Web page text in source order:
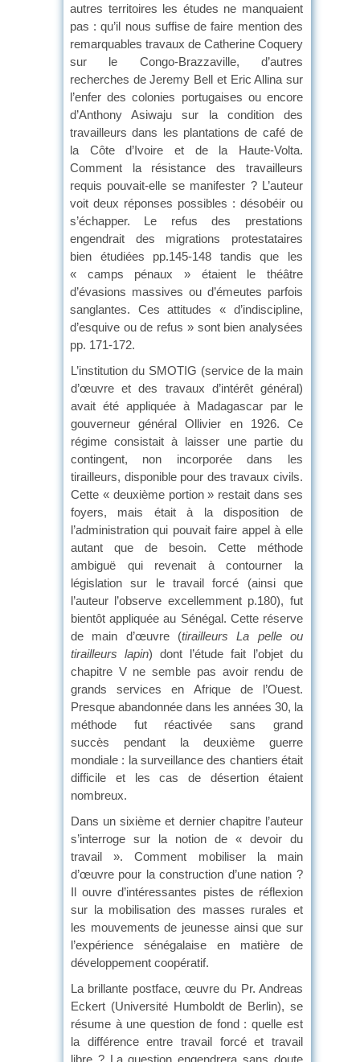
autres territoires les études ne manquaient
pas : qu’il nous suffise de faire mention des
remarquables travaux de Catherine Coquery
sur le Congo-Brazzaville, d’autres
recherches de Jeremy Bell et Eric Allina sur
l’enfer des colonies portugaises ou encore
d’Anthony Asiwaju sur la condition des
travailleurs dans les plantations de café de
la Côte d’Ivoire et de la Haute-Volta.
Comment la résistance des travailleurs
requis pouvait-elle se manifester ? L’auteur
voit deux réponses possibles : désobéir ou
s’échapper. Le refus des prestations
engendrait des migrations protestataires
bien étudiées pp.145-148 tandis que les
« camps pénaux » étaient le théâtre
d’évasions massives ou d’émeutes parfois
sanglantes. Ces attitudes « d’indiscipline,
d’esquive ou de refus » sont bien analysées
pp. 171-172.
L’institution du SMOTIG (service de la main
d’œuvre et des travaux d’intérêt général)
avait été appliquée à Madagascar par le
gouverneur général Ollivier en 1926. Ce
régime consistait à laisser une partie du
contingent, non incorporée dans les
tirailleurs, disponible pour des travaux civils.
Cette « deuxième portion » restait dans ses
foyers, mais était à la disposition de
l’administration qui pouvait faire appel à elle
autant que de besoin. Cette méthode
ambiguë qui revenait à contourner la
législation sur le travail forcé (ainsi que
l’auteur l’observe excellemment p.180), fut
bientôt appliquée au Sénégal. Cette réserve
de main d’œuvre (tirailleurs La pelle ou
tirailleurs lapin) dont l’étude fait l’objet du
chapitre V ne semble pas avoir rendu de
grands services en Afrique de l’Ouest.
Presque abandonnée dans les années 30, la
méthode fut réactivée sans grand
succès pendant la deuxième guerre
mondiale : la surveillance des chantiers était
difficile et les cas de désertion étaient
nombreux.
Dans un sixième et dernier chapitre l’auteur
s’interroge sur la notion de « devoir du
travail ». Comment mobiliser la main
d’œuvre pour la construction d’une nation ?
Il ouvre d’intéressantes pistes de réflexion
sur la mobilisation des masses rurales et
les mouvements de jeunesse ainsi que sur
l’expérience sénégalaise en matière de
développement coopératif.
La brillante postface, œuvre du Pr. Andreas
Eckert (Université Humboldt de Berlin), se
résume à une question de fond : quelle est
la différence entre travail forcé et travail
libre ? La question engendrera sans doute